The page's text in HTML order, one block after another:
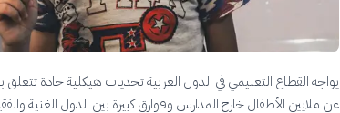
يواجه القطاع التعليمي في الدول العربية تحديات هيكلية حادة
عن ملايين الأطفال خارج المدارس وفوارق كبيرة بين الدول الغنية